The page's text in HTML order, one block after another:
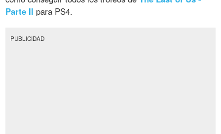
Parte II para PS4.
PUBLICIDAD